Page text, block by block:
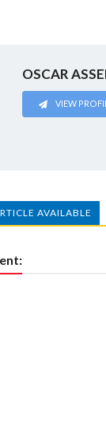
OSCAR
VIEW
AVAILABLE